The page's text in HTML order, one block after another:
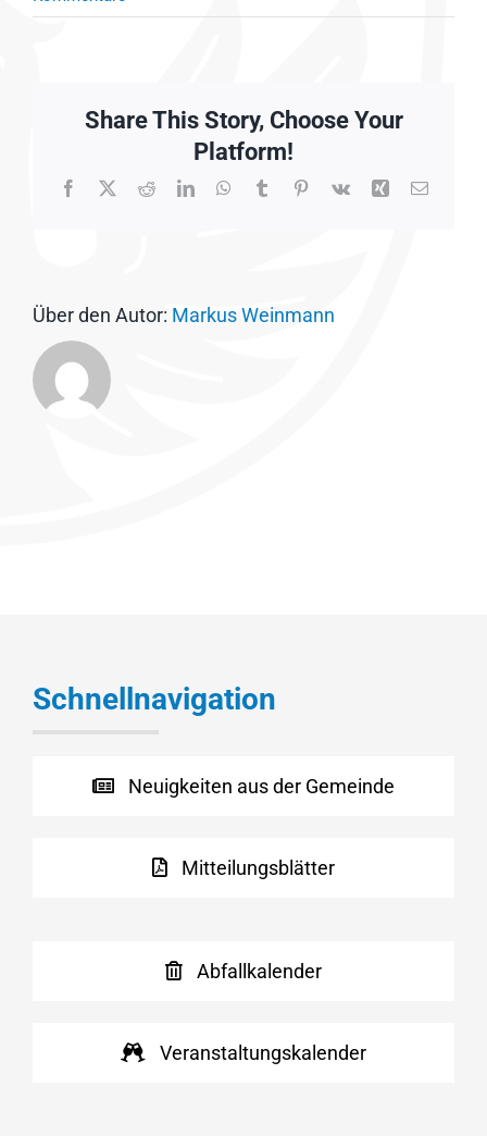
Share This Story, Choose Your
Platform!
Facebook
X RedditLinkedInWhatsApp
TumblrPinterest
Vk Xing E-
Über den Autor: Markus Weinmann
Schnellnavigation
Neuigkeiten aus der Gemeinde
Mitteilungsblätter
Abfallkalender
Veranstaltungskalender